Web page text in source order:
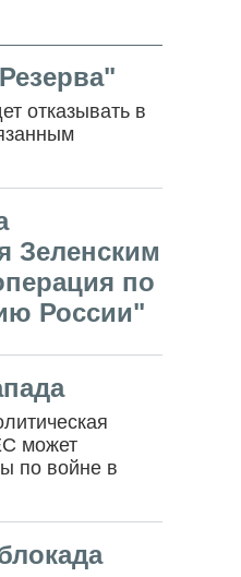
отказывать в
Зеленским
по
России"
может
по войне в